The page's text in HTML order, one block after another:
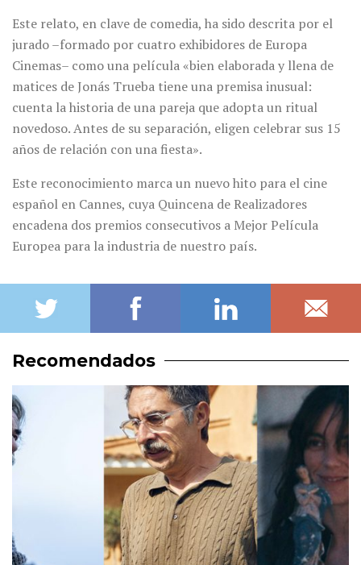
Este relato, en clave de comedia, ha sido descrita por el
jurado –formado por cuatro exhibidores de Europa
Cinemas– como una película «bien elaborada y llena de
matices de Jonás Trueba tiene una premisa inusual:
cuenta la historia de una pareja que adopta un ritual
novedoso. Antes de su separación, eligen celebrar sus 15
años de relación con una fiesta».
Este reconocimiento marca un nuevo hito para el cine
español en Cannes, cuya Quincena de Realizadores
encadena dos premios consecutivos a Mejor Película
Europea para la industria de nuestro país.
Recomendados